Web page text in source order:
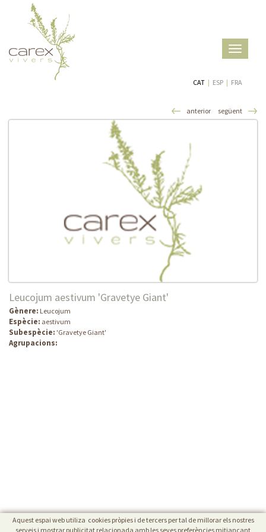
Toggle
CAT | ESP | FRA
anterior següent
Leucojum aestivum 'Gravetye Giant'
Gènere: Leucojum
Espècie: aestivum
Subespècie: 'Gravetye Giant'
Agrupacions:
Aquest espai web utiliza cookies pròpies i de tercers per tal de millorar els nostres
serveis i mostrar publicitat relacionada amb les seves preferències mitjançant